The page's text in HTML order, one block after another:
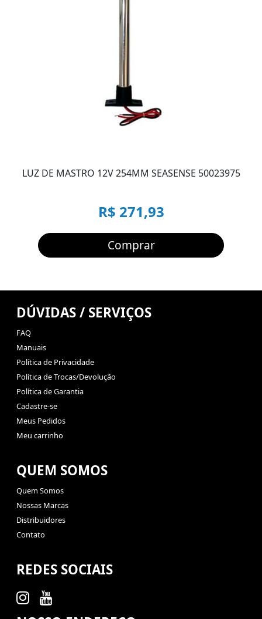
LUZ DE MASTRO 12V 254MM SEASENSE 50023975
R$ 271,93
Comprar
DÚVIDAS / SERVIÇOS
FAQ
Manuais
Política de Privacidade
Política de Trocas/Devolução
Política de Garantia
Cadastre-se
Meus Pedidos
Meu carrinho
QUEM SOMOS
Quem Somos
Nossas Marcas
Distribuidores
Contato
REDES SOCIAIS